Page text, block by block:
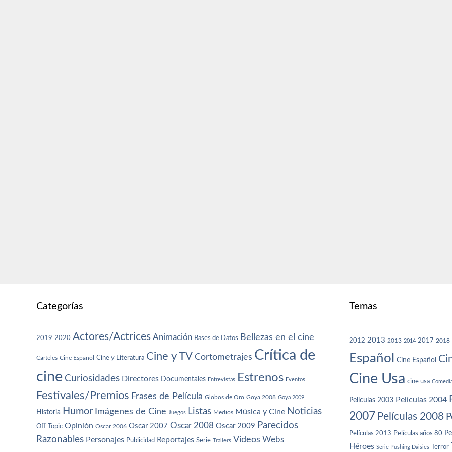
Categorías
2019 2020 Actores/Actrices Animación Bases de Datos Bellezas en el cine
Carteles Cine Español Cine y Literatura Cine y TV Cortometrajes Crítica de
cine Curiosidades Directores Documentales Entrevistas Estrenos Eventos
Festivales/Premios Frases de Película Globos de Oro Goya 2008 Goya 2009
Historia Humor Imágenes de Cine Juegos Listas Medios Música y Cine Noticias
Off-Topic Opinión Oscar 2006 Oscar 2007 Oscar 2008 Oscar 2009 Parecidos
Razonables Personajes Publicidad Reportajes Serie Trailers Vídeos Webs
Temas
2012 2013 2013 2014 2017 2018
Español Cine Español
Cine Usa cine usa
Películas 2003 Películas 2004
2007 Películas 2008
Películas 2013 Películas años 80
Héroes Serie Pushing Daisies Terror